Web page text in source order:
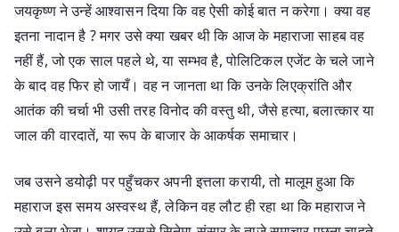
जयकृष्ण ने उन्हें आश्वासन दिया कि वह ऐसी कोई बात न करेगा। क्या वह
इतना नादान है ? मगर उसे क्या खबर थी कि आज के महाराजा साहब वह
नहीं हैं, जो एक साल पहले थे, या सम्भव है, पोलिटिकल एजेंट के चले जाने
के बाद वह फिर हो जायँ। वह न जानता था कि उनके लिएक्रांति और
आतंक की चर्चा भी उसी तरह विनोद की वस्तु थी, जैसे हत्या, बलात्कार या
जाल की वारदातें, या रूप के बाजार के आकर्षक समाचार।
जब उसने डयोढ़ी पर पहुँचकर अपनी इत्तला करायी, तो मालूम हुआ कि
महाराज इस समय अस्वस्थ हैं, लेकिन वह लौट ही रहा था कि महाराज ने